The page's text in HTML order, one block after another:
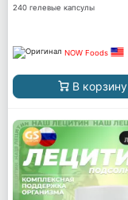
240 гелевые капсулы
NOW Foods
В корзину